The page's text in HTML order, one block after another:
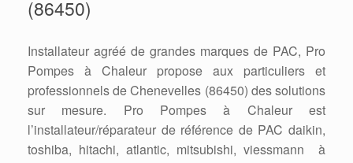
(86450)
Installateur agréé de grandes marques de PAC, Pro
Pompes à Chaleur propose aux particuliers et
professionnels de Chenevelles (86450) des solutions
sur mesure. Pro Pompes à Chaleur est
l’installateur/réparateur de référence de PAC daikin,
toshiba, hitachi, atlantic, mitsubishi, viessmann à